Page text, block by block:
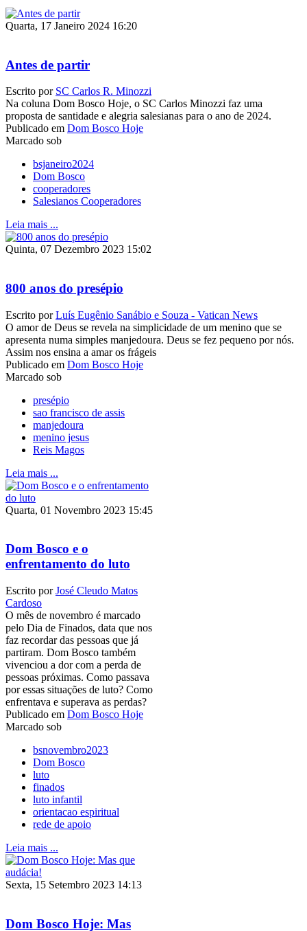
Quarta, 17 Janeiro 2024 16:20
Antes de partir
Escrito por SC Carlos R. Minozzi
Na coluna Dom Bosco Hoje, o SC Carlos Minozzi faz uma
proposta de santidade e alegria salesianas para o ano de 2024.
Publicado em Dom Bosco Hoje
Marcado sob
bsjaneiro2024
Dom Bosco
cooperadores
Salesianos Cooperadores
Leia mais ...
Quinta, 07 Dezembro 2023 15:02
800 anos do presépio
Escrito porLuís Eugênio Sanábio e Souza - Vatican News
O amor de Deus se revela na simplicidade de um menino que se
apresenta numa simples manjedoura. Deus se fez pequeno por nós.
Assim nos ensina a amar os frágeis
Publicado em Dom Bosco Hoje
Marcado sob
presépio
sao francisco de assis
manjedoura
menino jesus
Reis Magos
Leia mais ...
Quarta, 01 Novembro 2023 15:45
Dom Bosco e o
enfrentamento do luto
Escrito porJosé Cleudo Matos
Cardoso
O mês de novembro é marcado
pelo Dia de Finados, data que nos
faz recordar das pessoas que já
partiram. Dom Bosco também
vivenciou a dor com a perda de
pessoas próximas. Como passava
por essas situações de luto? Como
enfrentava e superava as perdas?
Publicado em Dom Bosco Hoje
Marcado sob
bsnovembro2023
Dom Bosco
luto
finados
luto infantil
orientacao espiritual
rede de apoio
Leia mais ...
Sexta, 15 Setembro 2023 14:13
Dom Bosco Hoje: Mas